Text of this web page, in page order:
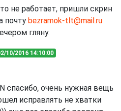
не работает, пришли скрин
почту bezramok-tlt@mail.ru
гляну.
10/2016 14:10:00
спасибо, очень нужная вещь
исправлять не хватки